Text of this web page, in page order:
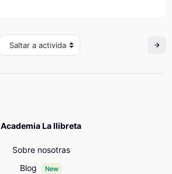
Saltar a actividad
Academia La llibreta
Sobre nosotras
Blog
New